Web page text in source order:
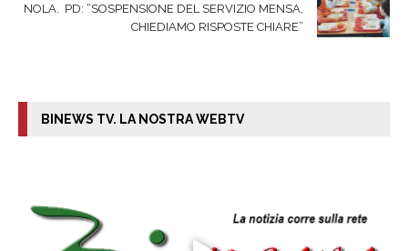
NOLA. PD: “SOSPENSIONE DEL SERVIZIO MENSA,
CHIEDIAMO RISPOSTE CHIARE”
BINEWS TV. LA NOSTRA WEBTV